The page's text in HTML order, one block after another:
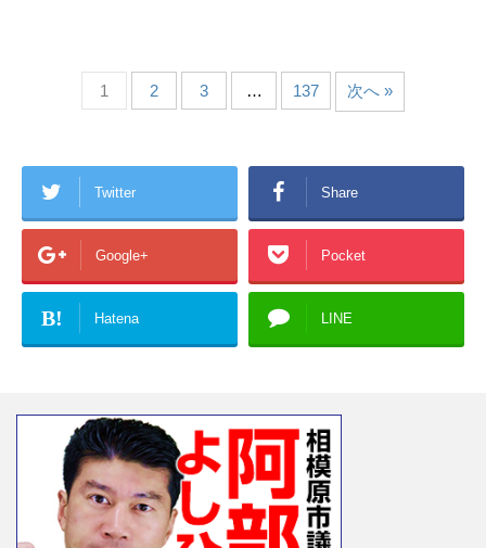
1 2 3 … 137 次へ »
Twitter Share
Google+ Pocket
B! Hatena LINE